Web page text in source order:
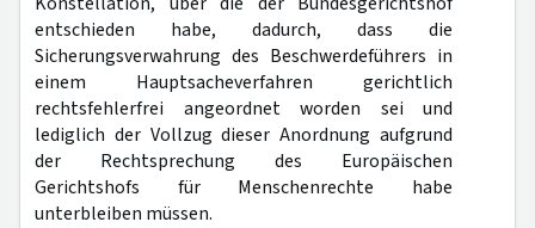
entschieden habe, dadurch, dass die
Sicherungsverwahrung des Beschwerdeführers in
einem Hauptsacheverfahren gerichtlich
rechtsfehlerfrei angeordnet worden sei und
lediglich der Vollzug dieser Anordnung aufgrund
der Rechtsprechung des Europäischen
Gerichtshofs für Menschenrechte habe
unterbleiben müssen.